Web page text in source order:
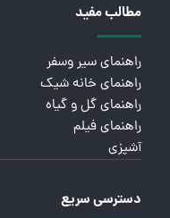
مطالب مفید
راهنمای سیر وسفر
راهنمای خانه شیک
راهنمای گل و گیاه
راهنمای فیلم
آشپزی
دسترسی سریع